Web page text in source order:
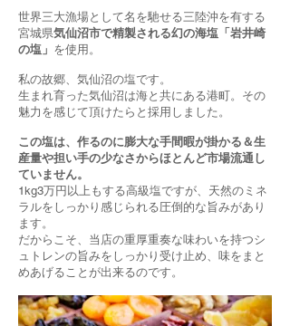
世界三大漁場として名を馳せる三陸沖を有する
宮城県気仙沼市で精製される幻の海塩「岩井崎
の塩」 を使用。
私の故郷、気仙沼の塩です。
生まれ育った気仙沼は海と共にある港町。その
魅力を感じて頂けたらと採用しました。
この塩は、作るのに膨大な手間暇が掛かる＆生
産量や担い手の少なさからほとんど市場流通し
ていません。
1kg3万円以上もする高級塩ですが、天然のミネ
ラルをしっかり感じられる圧倒的な旨みがあり
ます。
だからこそ、当店の重厚重奏な味わいを持つシ
ュトレンの旨みをしっかり受け止め、味をまと
めあげることが出来るのです。